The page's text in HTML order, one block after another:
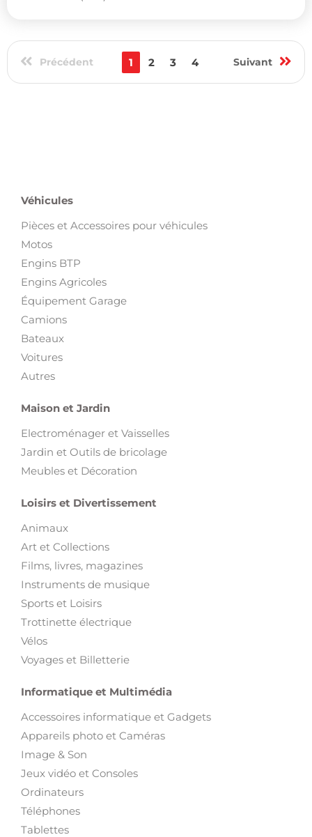
Précédent 1 2 3 4 Suivant
Véhicules
Pièces et Accessoires pour véhicules
Motos
Engins BTP
Engins Agricoles
Équipement Garage
Camions
Bateaux
Voitures
Autres
Maison et Jardin
Electroménager et Vaisselles
Jardin et Outils de bricolage
Meubles et Décoration
Loisirs et Divertissement
Animaux
Art et Collections
Films, livres, magazines
Instruments de musique
Sports et Loisirs
Trottinette électrique
Vélos
Voyages et Billetterie
Informatique et Multimédia
Accessoires informatique et Gadgets
Appareils photo et Caméras
Image & Son
Jeux vidéo et Consoles
Ordinateurs
Téléphones
Tablettes